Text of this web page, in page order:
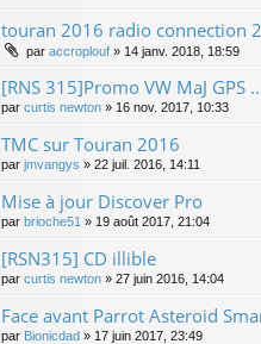
touran 2016 radio connection
par accroplouf » 14 janv. 2018, 18:59
[RNS 315]Promo VW MaJ GPS
par curtis newton » 16 nov. 2017, 10:33
TMC sur Touran 2016
par jmvangys » 22 juil. 2016, 14:11
Mise à jour Discover Pro
par brioche51 » 19 août 2017, 21:04
[RSN315] CD illible
par curtis newton » 27 juin 2016, 14:04
Face avant Parrot Asteroid
par Bionicdad » 17 juin 2017, 23:49